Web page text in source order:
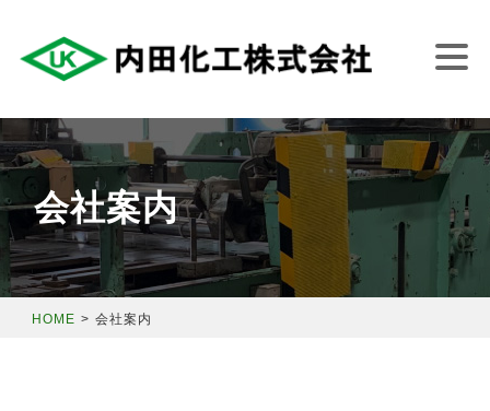
content
会社案内
HOME > 会社案内